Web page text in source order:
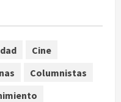
Pony’ con fusil M4,
en carretera de
Cine
Columnistas